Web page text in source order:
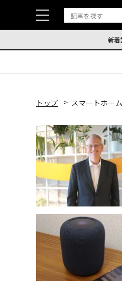
新着
トップ スマートホー